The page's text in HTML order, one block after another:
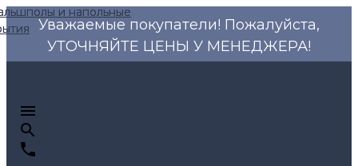
Уважаемые покупатели! Пожалуйста,
УТОЧНЯЙТЕ ЦЕНЫ У МЕНЕДЖЕРА!